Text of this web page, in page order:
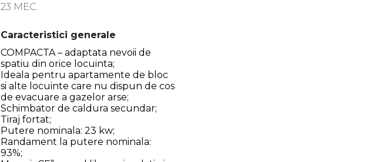
23 MEC.
Caracteristici generale
COMPACTA – adaptata nevoii de
spatiu din orice locuinta;
Ideala pentru apartamente de bloc
si alte locuinte care nu dispun de cos
de evacuare a gazelor arse;
Schimbator de caldura secundar;
Tiraj fortat;
Putere nominala: 23 kw;
Randament la putere nominala:
93%;